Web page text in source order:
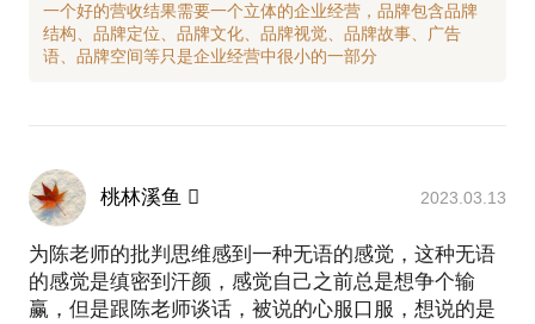
一个好的营收结果需要一个立体的企业经营，品牌包含品牌
结构、品牌定位、品牌文化、品牌视觉、品牌故事、广告
桃林溪鱼  2023.03.13
为陈老师的批判思维感到一种无语的感觉，这种无语
的感觉是缜密到汗颜，感觉自己之前总是想争个输
赢，但是跟陈老师谈话，被说的心服口服，想说的是